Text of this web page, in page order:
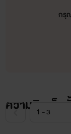
กรุ
ความคิดเห็น